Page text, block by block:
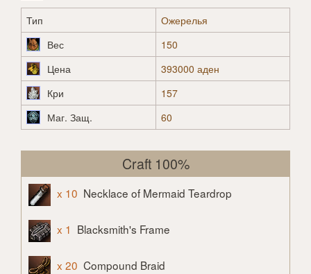
Тип
Ожерелья
Вес
150
Цена
393000 аден
Кри
157
Маг. Защ.
60
Craft 100%
x 10 Necklace of Mermaid Teardrop
x 1 Blacksmith's Frame
x 20 Compound Braid